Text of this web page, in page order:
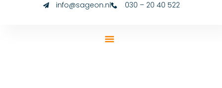
info@sageon.nl 030 – 20 40 522